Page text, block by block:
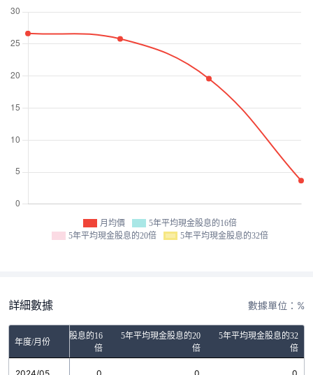
月均價
5年平均現金股息的16倍
5年平均現金股息的20倍
5年平均現金股息的32倍
詳細數據 數據單位：%
年度/月份
5年平均現金股息的16
倍
5年平均現金股息的20
倍
5年平均現金股息的32
倍